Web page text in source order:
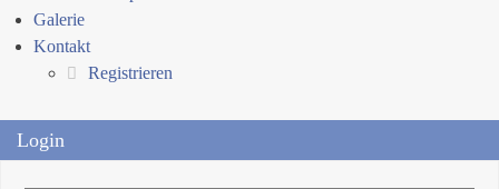
Galerie
Kontakt
Registrieren
Login